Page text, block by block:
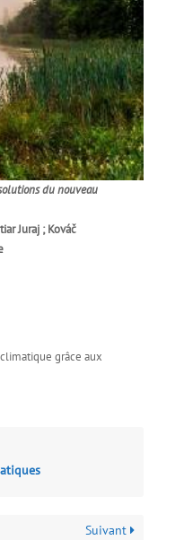
du nouveau
Juraj ; Kováč
grâce aux
Suivant